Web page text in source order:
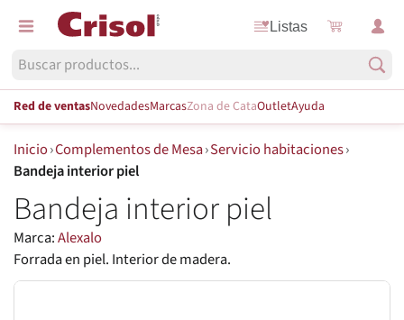
Listas
Red de ventasNovedadesMarcasZona de CataOutletAyuda
Inicio›Complementos de Mesa›Servicio habitaciones›
Bandeja interior piel
Bandeja interior piel
Marca:Alexalo
Forrada en piel. Interior de madera.